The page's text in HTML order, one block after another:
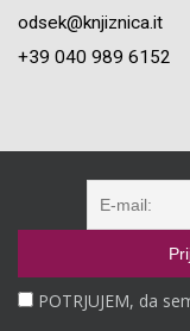
odsek@knjiznica.it
+39 040 989 6152
POTRJUJEM, da